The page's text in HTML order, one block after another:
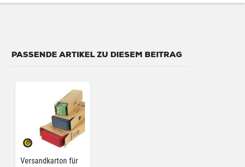
PASSENDE ARTIKEL ZU DIESEM BEITRAG
Versandkarton für